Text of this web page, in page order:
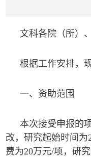
文科各院（所）
根据工作安排，
一、资助范围
本次接受申报的
改，研究起始时间
费为20万元/项，研